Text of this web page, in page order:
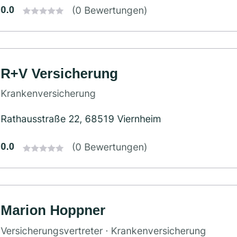
0.0 (0 Bewertungen)
R+V Versicherung
Krankenversicherung
Rathausstraße 22, 68519 Viernheim
0.0 (0 Bewertungen)
Marion Hoppner
Versicherungsvertreter · Krankenversicherung